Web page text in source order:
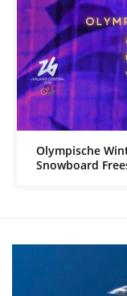
Olympische
Snowboard